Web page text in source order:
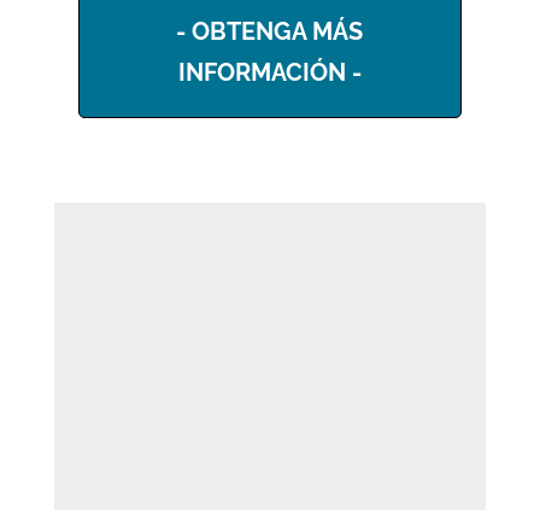
- OBTENGA MÁS
INFORMACIÓN -